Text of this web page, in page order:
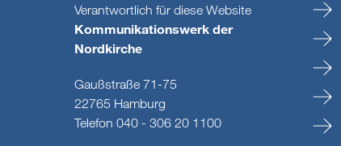
Verantwortlich für diese Website
Kommunikationswerk der
Nordkirche
Gaußstraße 71-75
22765 Hamburg
Telefon 040 - 306 20 1100